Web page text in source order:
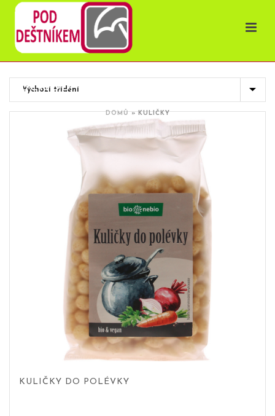
OBCHOD
DOMŮ»KULIČKY
KULIČKY DO POLÉVKY